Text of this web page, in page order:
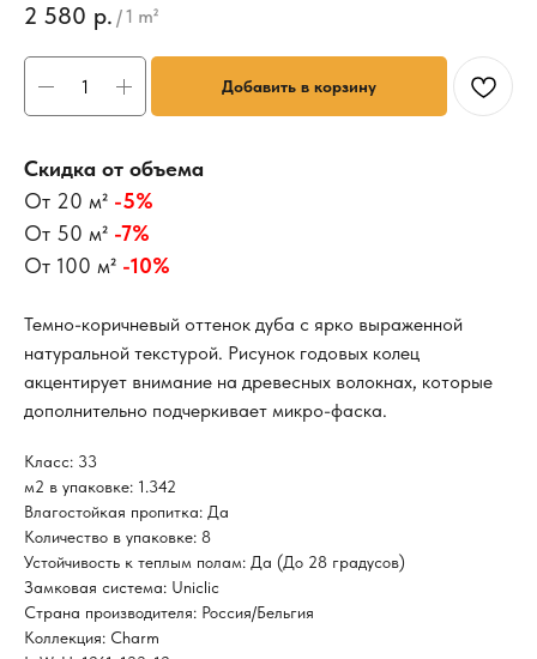
2 580 р. /1 m²
Добавить в корзину
Скидка от объема
От 20 м² -5%
От 50 м² -7%
От 100 м² -10%
Темно-коричневый оттенок дуба с ярко выраженной
натуральной текстурой. Рисунок годовых колец
акцентирует внимание на древесных волокнах, которые
дополнительно подчеркивает микро-фаска.
Класс: 33
м2 в упаковке: 1.342
Влагостойкая пропитка: Да
Количество в упаковке: 8
Устойчивость к теплым полам: Да (До 28 градусов)
Замковая система: Uniclic
Страна производителя: Россия/Бельгия
Коллекция: Charm